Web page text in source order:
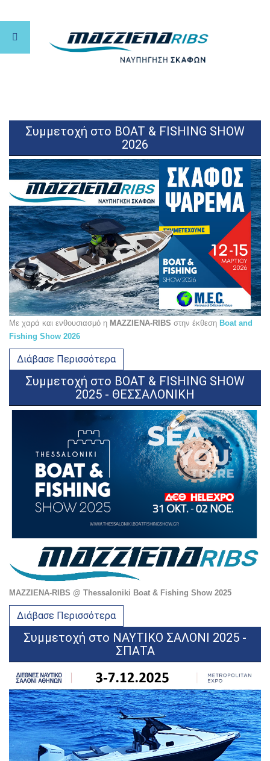
Συμμετοχή στο BOAT & FISHING SHOW
2026
Με χαρά και ενθουσιασμό η MAZZIENA-RIBS στην έκθεση Boat and
Fishing Show 2026
Διάβασε Περισσότερα
Συμμετοχή στο BOAT & FISHING SHOW
2025 - ΘΕΣΣΑΛΟΝΙΚΗ
MAZZIENA-RIBS @ Thessaloniki Boat & Fishing Show 2025
Διάβασε Περισσότερα
Συμμετοχή στο ΝΑΥΤΙΚΟ ΣΑΛΟΝΙ 2025 -
ΣΠΑΤΑ